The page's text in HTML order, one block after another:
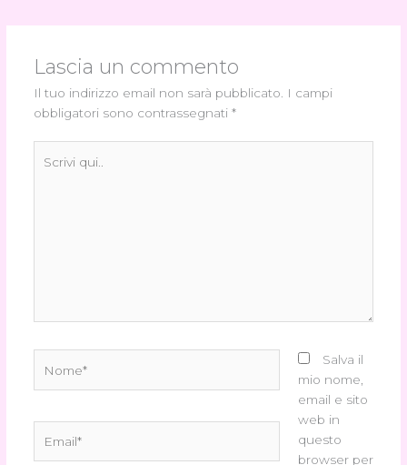
Lascia un commento
Il tuo indirizzo email non sarà pubblicato.
I campi
obbligatori sono contrassegnati *
qui..
Salva il
mio nome,
email e sito
web in
questo
browser per